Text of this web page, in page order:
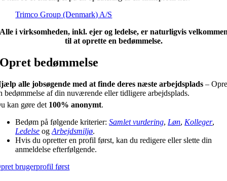
Trimco Group (Denmark) A/S
i virksomheden, inkl. ejer og ledelse, er naturligvis
til at oprette en bedømmelse.
Opret bedømmelse
alle jobsøgende med at finde deres næste arbejdsplads –
bedømmelse af din nuværende eller tidligere arbejdsplads.
kan gøre det 100% anonymt.
Bedøm på følgende kriterier:Samlet vurdering, Løn, Kolleger,
Ledelse ogArbejdsmiljø.
Hvis du opretter en profil først, kan du redigere eller slette din
anmeldelse efterfølgende.
brugerprofil først